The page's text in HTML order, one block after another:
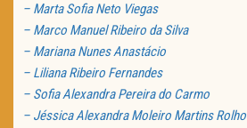
– Marta Sofia Neto Viegas
– Marco Manuel Ribeiro da Silva
– Mariana Nunes Anastácio
– Liliana Ribeiro Fernandes
– Sofia Alexandra Pereira do Carmo
– Jéssica Alexandra Moleiro Martins Rolho